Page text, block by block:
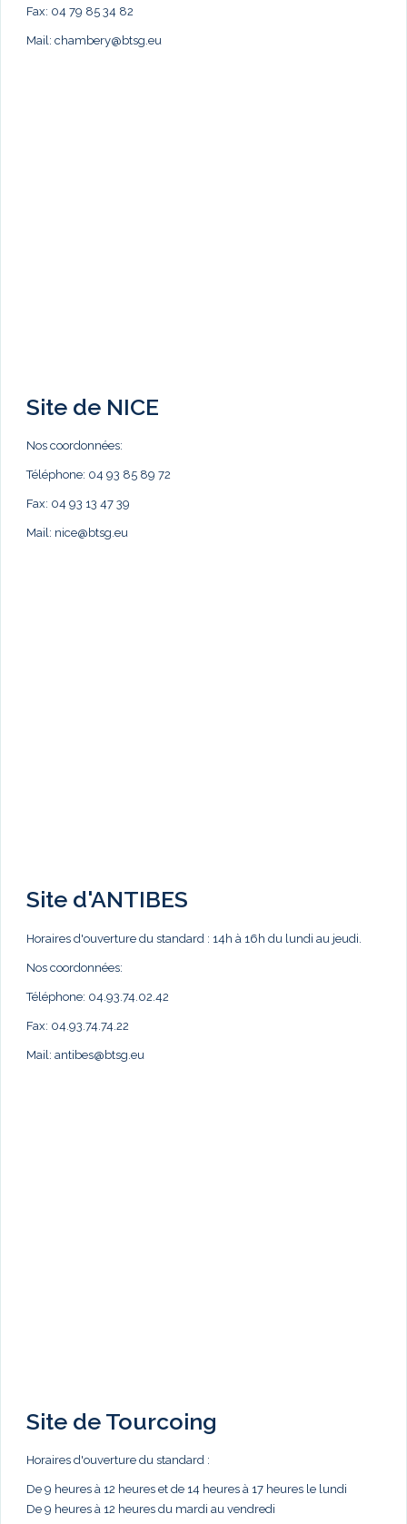
Fax: 04 79 85 34 82
Mail: chambery@btsg.eu
Site de NICE
Nos coordonnées:
Téléphone: 04 93 85 89 72
Fax: 04 93 13 47 39
Mail: nice@btsg.eu
Site d'ANTIBES
Horaires d'ouverture du standard : 14h à 16h du lundi au jeudi.
Nos coordonnées:
Téléphone: 04.93.74.02.42
Fax: 04.93.74.74.22
Mail: antibes@btsg.eu
Site de Tourcoing
Horaires d'ouverture du standard :
De 9 heures à 12 heures et de 14 heures à 17 heures le lundi
De 9 heures à 12 heures du mardi au vendredi